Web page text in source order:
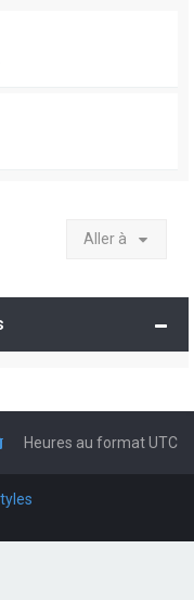
Aller à
Heures au formatUTC